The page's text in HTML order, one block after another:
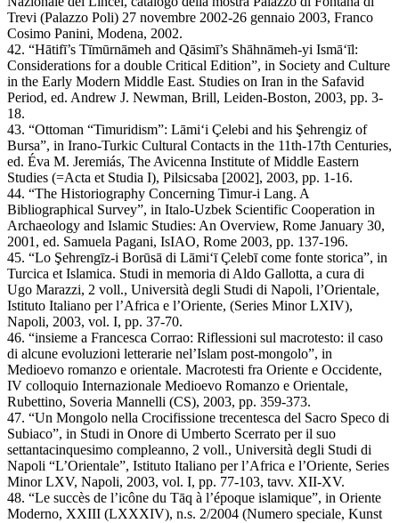
Trevi (Palazzo Poli) 27 novembre 2002-26 gennaio 2003, Franco
Cosimo Panini, Modena, 2002.
42. “Hātifī’s Tīmūrnāmeh and Qāsimī’s Shāhnāmeh-yi Ismā‘īl:
Considerations for a double Critical Edition”, in Society and Culture
in the Early Modern Middle East. Studies on Iran in the Safavid
Period, ed. Andrew J. Newman, Brill, Leiden-Boston, 2003, pp. 3-
18.
43. “Ottoman “Timuridism”: Lāmi‘i Çelebi and his Şehrengiz of
Bursa”, in Irano-Turkic Cultural Contacts in the 11th-17th Centuries,
ed. Éva M. Jeremiás, The Avicenna Institute of Middle Eastern
Studies (=Acta et Studia I), Pilsicsaba [2002], 2003, pp. 1-16.
44. “The Historiography Concerning Timur-i Lang. A
Bibliographical Survey”, in Italo-Uzbek Scientific Cooperation in
Archaeology and Islamic Studies: An Overview, Rome January 30,
2001, ed. Samuela Pagani, IsIAO, Rome 2003, pp. 137-196.
45. “Lo Şehrengīz-i Borūsā di Lāmi‘ī Çelebī come fonte storica”, in
Turcica et Islamica. Studi in memoria di Aldo Gallotta, a cura di
Ugo Marazzi, 2 voll., Università degli Studi di Napoli, l’Orientale,
Istituto Italiano per l’Africa e l’Oriente, (Series Minor LXIV),
Napoli, 2003, vol. I, pp. 37-70.
46. “insieme a Francesca Corrao: Riflessioni sul macrotesto: il caso
di alcune evoluzioni letterarie nel’Islam post-mongolo”, in
Medioevo romanzo e orientale. Macrotesti fra Oriente e Occidente,
IV colloquio Internazionale Medioevo Romanzo e Orientale,
Rubettino, Soveria Mannelli (CS), 2003, pp. 359-373.
47. “Un Mongolo nella Crocifissione trecentesca del Sacro Speco di
Subiaco”, in Studi in Onore di Umberto Scerrato per il suo
settantacinquesimo compleanno, 2 voll., Università degli Studi di
Napoli “L’Orientale”, Istituto Italiano per l’Africa e l’Oriente, Series
Minor LXV, Napoli, 2003, vol. I, pp. 77-103, tavv. XII-XV.
48. “Le succès de l’icône du Tāq à l’époque islamique”, in Oriente
Moderno, XXIII (LXXXIV), n.s. 2/2004 (Numero speciale, Kunst